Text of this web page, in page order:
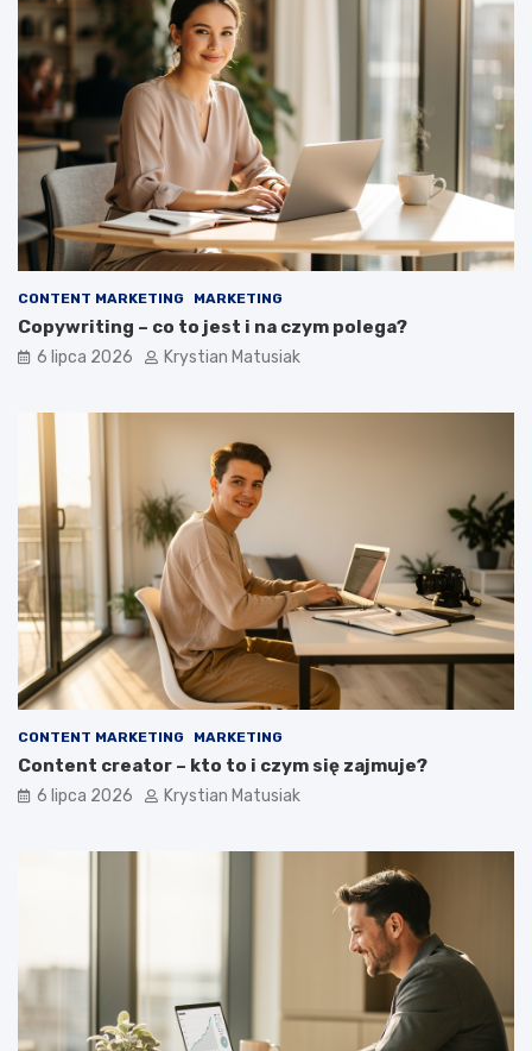
CONTENT MARKETING MARKETING
Copywriting – co to jest i na czym polega?
6 lipca 2026 Krystian Matusiak
CONTENT MARKETING MARKETING
Content creator – kto to i czym się zajmuje?
6 lipca 2026 Krystian Matusiak